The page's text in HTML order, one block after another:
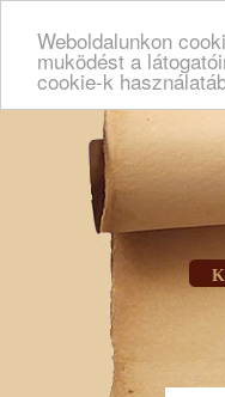
Weboldalunkon
muködést a
cookie-k